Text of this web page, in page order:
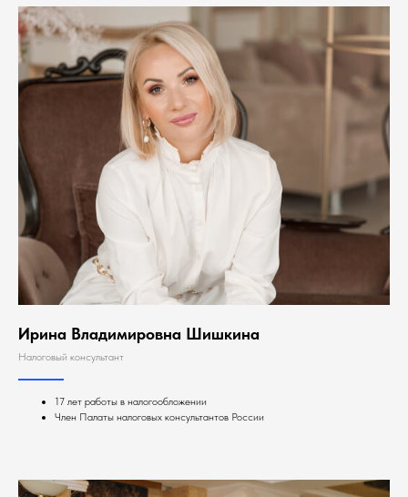
Ирина Владимировна Шишкина
Налоговый консультант
17 лет работы в налогообложении
Член Палаты налоговых консультантов России